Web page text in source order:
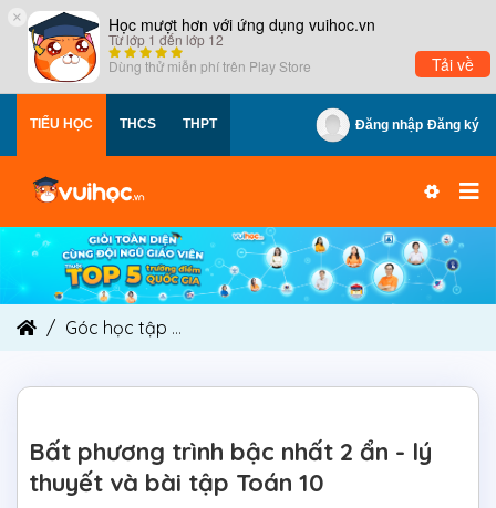
× Học mượt hơn với ứng dụng vuihoc.vn
Từ lớp 1 đến lớp 12
Dùng thử miễn phí trên Play Store Tải về
TIỂU HỌC THCS THPT Đăng nhập Đăng ký
Góc học tập
Bất phương trình bậc nhất 2 ẩn - lý
thuyết và bài tập Toán 10